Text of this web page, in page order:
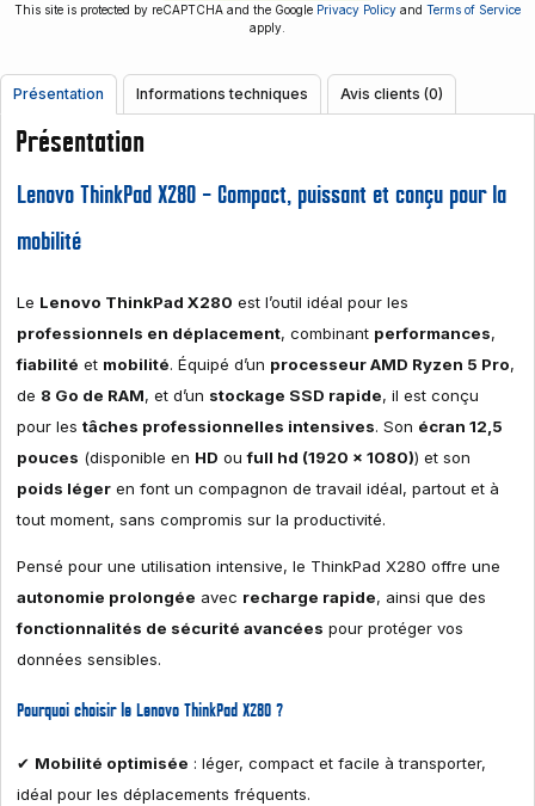
This site is protected by reCAPTCHA and the Google Privacy Policy and Terms of Service
apply.
Présentation Informations techniques Avis clients (0)
Présentation
Lenovo ThinkPad X280 – Compact, puissant et conçu pour la
mobilité
Le Lenovo ThinkPad X280 est l’outil idéal pour les
professionnels en déplacement, combinant performances,
fiabilité et mobilité. Équipé d’un processeur AMD Ryzen 5 Pro,
de 8 Go de RAM, et d’un stockage SSD rapide, il est conçu
pour lestâches professionnelles intensives. Son écran 12,5
pouces (disponible en HD oufull hd (1920 x 1080)) et son
poids léger en font un compagnon de travail idéal, partout et à
tout moment, sans compromis sur la productivité.
Pensé pour une utilisation intensive, le ThinkPad X280 offre une
autonomie prolongée avec recharge rapide, ainsi que des
fonctionnalités de sécurité avancées pour protéger vos
données sensibles.
Pourquoi choisir le Lenovo ThinkPad X280 ?
✔ Mobilité optimisée : léger, compact et facile à transporter,
idéal pour les déplacements fréquents.